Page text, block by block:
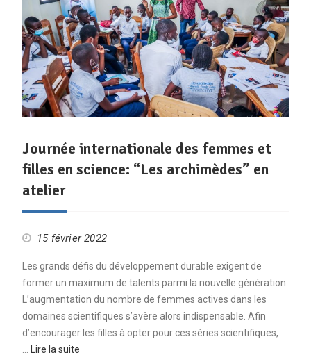
Journée internationale des femmes et
filles en science: “Les archimèdes” en
atelier
15 février 2022
Les grands défis du développement durable exigent de
former un maximum de talents parmi la nouvelle génération.
L’augmentation du nombre de femmes actives dans les
domaines scientifiques s’avère alors indispensable. Afin
d’encourager les filles à opter pour ces séries scientifiques,
… Lire la suite